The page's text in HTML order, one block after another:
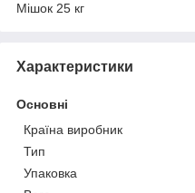
Мішок 25 кг
Характеристики
Основні
Країна виробник
Тип
Упаковка